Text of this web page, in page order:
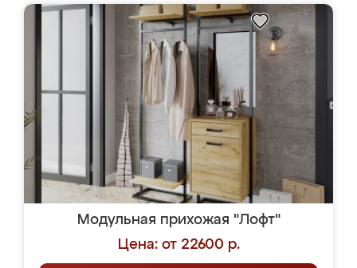
Модульная прихожая "Лофт"
Цена: от 22600 р.